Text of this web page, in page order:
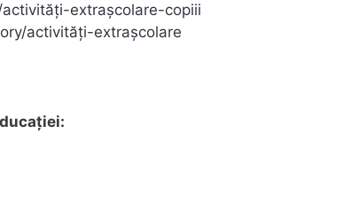
extrașcolare-copiii
activități-extrașcolare